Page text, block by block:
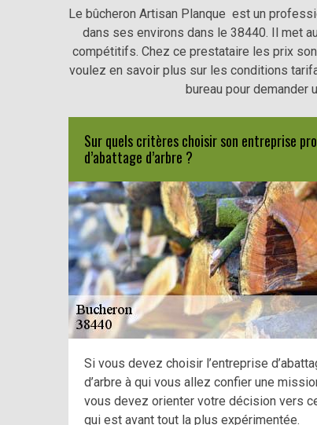
Le bûcheron Artisan Planque est un
dans ses environs dans le 38440. Il met
compétitifs. Chez ce prestataire les prix
voulez en savoir plus sur les conditions
bureau pour demander
Sur quels critères choisir son entreprise pro
d’abattage d’arbre ?
Si vous devez choisir l’entreprise
d’arbre à qui vous allez confier une
vous devez orienter votre décision vers
qui est avant tout la plus expérimentée.